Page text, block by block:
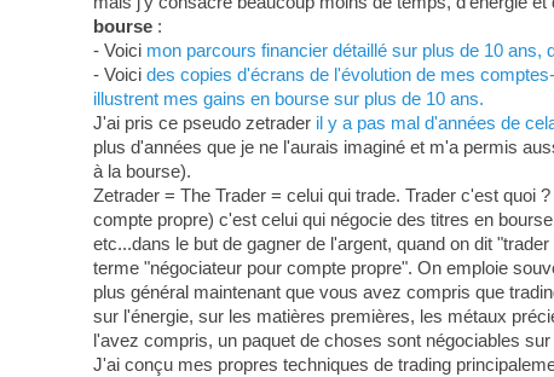
bourse:
- Voici mon parcours financier détaillé sur plus de 10 ans,
- Voici des copies d'écrans de l'évolution de mes
illustrent mes gains en bourse sur plus de 10 ans.
J'ai pris ce pseudo zetrader il y a pas mal d'années de
plus d'années que je ne l'aurais imaginé et m'a permis
à la bourse).
Zetrader = The Trader = celui qui trade. Trader c'est quoi
compte propre) c'est celui qui négocie des titres en
etc...dans le but de gagner de l'argent, quand on dit
terme "négociateur pour compte propre". On emploie
plus général maintenant que vous avez compris que
sur l'énergie, sur les matières premières, les métaux
l'avez compris, un paquet de choses sont négociables
J'ai conçu mes propres techniques de trading